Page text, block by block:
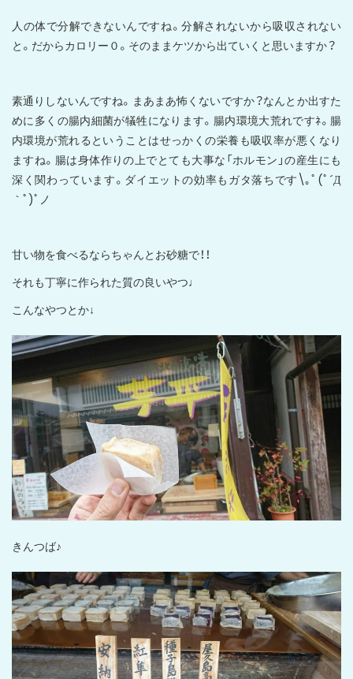
人の体で分解できないんですね。分解されないから吸収されない
と。だからカロリー０。そのままケツから出ていくと思いますか？
素通りしないんですね。まあまあ怖くないですか？なんとか出すた
めに多くの腸内細菌が犠牲になります。腸内環境大荒れですﾈ。腸
内環境が荒れるということはせっかくの栄養も吸収率が悪くなり
ますね。腸は身体作りの上でとても大事な「ホルモン」の産生にも
深く関わっています。ダイエットの効率もガタ落ちです\｡ﾟ(ﾟ´Д
｀ﾟ)ﾟノ
甘い物を食べるならちゃんとお砂糖で！！
それも丁寧に作られた質の良いやつ♩
こんなやつとか↓
きんつば♪